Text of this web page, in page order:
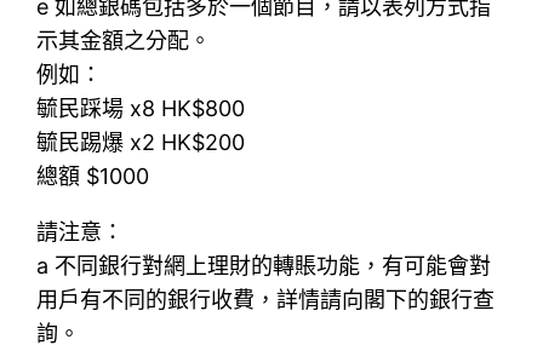
e 如總銀碼包括多於一個節目，請以表列方式指
示其金額之分配。
例如：
毓民踩場 x8 HK$800
毓民踢爆 x2 HK$200
總額 $1000
請注意：
a 不同銀行對網上理財的轉賬功能，有可能會對
用戶有不同的銀行收費，詳情請向閣下的銀行查
詢。